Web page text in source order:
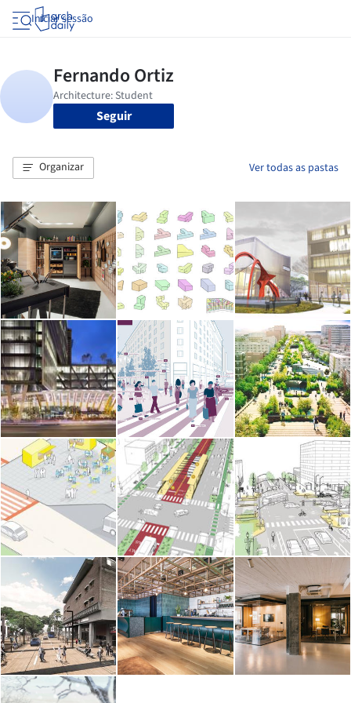
Iniciar sessão
Seguir
Organizar Ver todas as pastas